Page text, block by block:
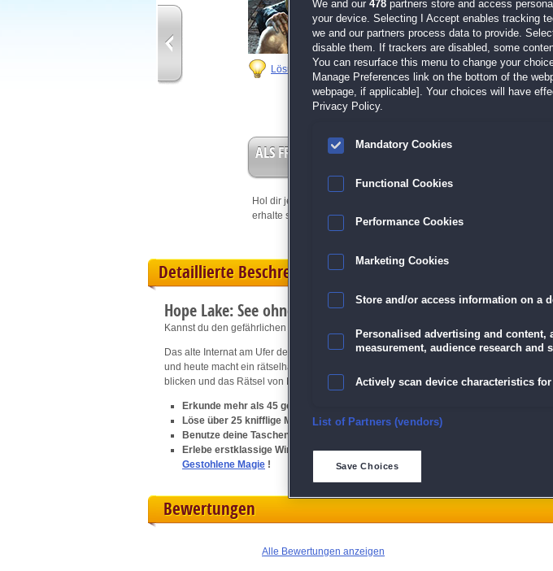
Lösungshilfe
Erkunde
Löse
Benutze
Erlebe
ALS FREISPIEL EINLÖSEN
Hol dir jetzt deine
erhalte sofort bis zu 15 Freispiele!
teste es 60 Minuten
Detaillierte Beschreibung
Hope Lake: See ohne Wiederkehr
Kannst du den gefährlichen Mörder von Hope Lake stoppen?
Das alte Internat am Ufer des Hope Lake birgt ein finsteres Geheimnis! Vor vielen
und heute macht ein rätselhafter Mörder Jagd auf die Schülerinnen des Internats! Hast
blicken und das Rätsel von Hope Lake zu lösen? Die Leben der Mädchen liegen in
Erkunde mehr als 45 geheimnisvolle Orte voller Wimmelbilder und Geheimnisse
Löse über 25 knifflige Minispiele und Rätsel
Benutze deine Taschenlampe und bringe Licht in die finstere Geschichte von
Erlebe erstklassige Wimmelbild-Hochspannung von den Machern des
Gestohlene Magie !
Bewertungen
Alle Bewertungen anzeigen
We and our 478 partners store and access
your device. Selecting I Accept enables tracking
we and our partners process data to provide.
disable them. If trackers are disabled, some
You can resurface this menu to change your
Manage Preferences link on the bottom of the
webpage, if applicable]. Your choices will have
Privacy Policy.
Mandatory Cookies
Functional Cookies
Performance Cookies
Marketing Cookies
Store and/or access information on a
Personalised advertising and content,
measurement, audience research and
Actively scan device characteristics
Ensure security, prevent and detect
Match and combine data from other
List of Partners (vendors)
Save Choices